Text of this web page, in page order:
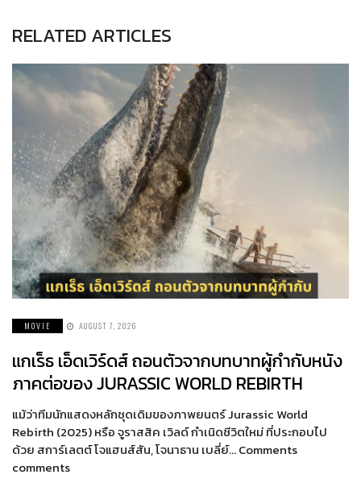
RELATED ARTICLES
MOVIE AUGUST 7, 2026
แกเร็ธ เอ็ดเวิร์ดส์ ถอนตัวจากบทบาทผู้กำกับหนัง
ภาคต่อของ JURASSIC WORLD REBIRTH
แม้ว่าทีมนักแสดงหลักชุดเดิมของภาพยนตร์ Jurassic World
Rebirth (2025) หรือ จูราสสิค เวิลด์ กำเนิดชีวิตใหม่ ที่ประกอบไป
ด้วย สการ์เลตต์ โจแฮนส์สัน, โจนาธาน เบลี่ย์… Comments
comments